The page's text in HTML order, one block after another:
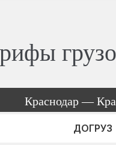
Краснодар —
ДОГРУЗ